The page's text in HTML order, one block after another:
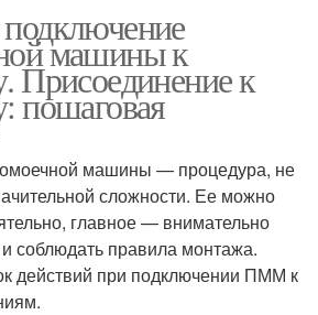
машины к
Присоединение к
пошаговая
машины — процедура, не
сложности. Ее можно
главное — внимательно
и соблюдать правила монтажа.
действий при подключении ПММ к